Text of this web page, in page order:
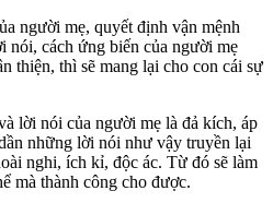
người mẹ, quyết định vận mệnh
nói, cách ứng biến của người mẹ
thiện, thì sẽ mang lại cho con cái sự
lời nói của người mẹ là đả kích, áp
những lời nói như vậy truyền lại
nghi, ích kỉ, độc ác. Từ đó sẽ làm
mà thành công cho được.